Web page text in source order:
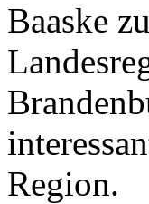
Baaske
Region.